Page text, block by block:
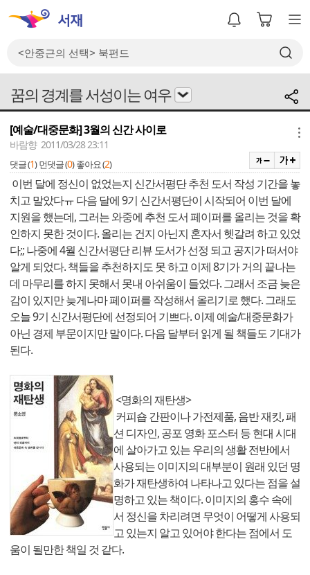
꿈의 경계를 서성이는 여우
[예술/대중문화] 3월의 신간 사이로
바람향 2011/03/28 23:11
댓글 (1) 먼댓글 (0) 좋아요 (2)
이번 달에 정신이 없었는지 신간서평단 추천 도서 작성 기간을 놓
치고 말았다ㅠ 다음 달에 9기 신간서평단이 시작되어 이번 달에
지원을 했는데, 그러는 와중에 추천 도서 페이퍼를 올리는 것을 확
인하지 못한 것이다. 올리는 건지 아닌지 혼자서 헷갈려 하고 있었
다;; 나중에 4월 신간서평단 리뷰 도서가 선정 되고 공지가 떠서야
알게 되었다. 책들을 추천하지도 못 하고 이제 8기가 거의 끝나는
데 마무리를 하지 못해서 못내 아쉬움이 들었다. 그래서 조금 늦은
감이 있지만 늦게나마 페이퍼를 작성해서 올리기로 했다. 그래도
오늘 9기 신간서평단에 선정되어 기쁘다. 이제 예술/대중문화가
아닌 경제 부문이지만 말이다. 다음 달부터 읽게 될 책들도 기대가
된다.
<명화의 재탄생>
커피숍 간판이나 가전제품, 음반 재킷, 패
션 디자인, 공포 영화 포스터 등 현대 시대
에 살아가고 있는 우리의 생활 전반에서
사용되는 이미지의 대부분이 원래 있던 명
화가 재탄생하여 나타나고 있다는 점을 설
명하고 있는 책이다. 이미지의 홍수 속에
서 정신을 차리려면 무엇이 어떻게 사용되
고 있는지 알고 있어야 한다는 점에서 도
움이 될만한 책일 것 같다.